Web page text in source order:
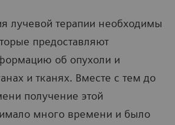
лучевой терапии необходимы
предоставляют
об опухоли и
и тканях. Вместе с тем до
получение этой
много времени и было